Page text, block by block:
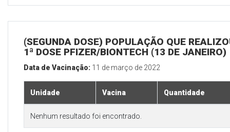
(SEGUNDA DOSE) POPULAÇÃO QUE
1ª DOSE PFIZER/BIONTECH (13 DE JANEIRO)
Data de Vacinação: 11 de março de 2022
Unidade Vacina Quantidade
Nenhum resultado foi encontrado.